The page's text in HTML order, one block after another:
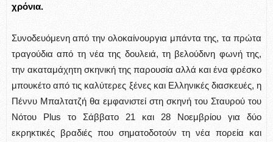
χρόνια.
Συνοδευόμενη από την ολοκαίνουργια μπάντα της, τα πρώτα
τραγούδια από τη νέα της δουλειά, τη βελούδινη φωνή της,
την ακαταμάχητη σκηνική της παρουσία αλλά και ένα φρέσκο
μπουκέτο από τις καλύτερες ξένες και Ελληνικές διασκευές, η
Πέννυ Μπαλτατζή θα εμφανιστεί στη σκηνή του Σταυρού του
Νότου Plus το Σάββατο 21 και 28 Νοεμβρίου για δύο
εκρηκτικές βραδιές που σηματοδοτούν τη νέα πορεία και